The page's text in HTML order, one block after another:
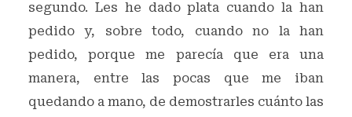
segundo. Les he dado plata cuando la han
pedido y, sobre todo, cuando no la han
pedido, porque me parecía que era una
manera, entre las pocas que me iban
quedando a mano, de demostrarles cuánto las